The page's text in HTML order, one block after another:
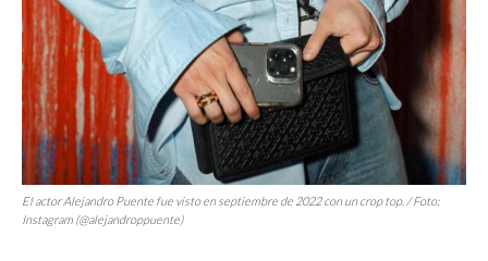
El actor Alejandro Puente fue visto en septiembre de 2022 con un crop top. / Foto:
Instagram (@alejandroppuente)